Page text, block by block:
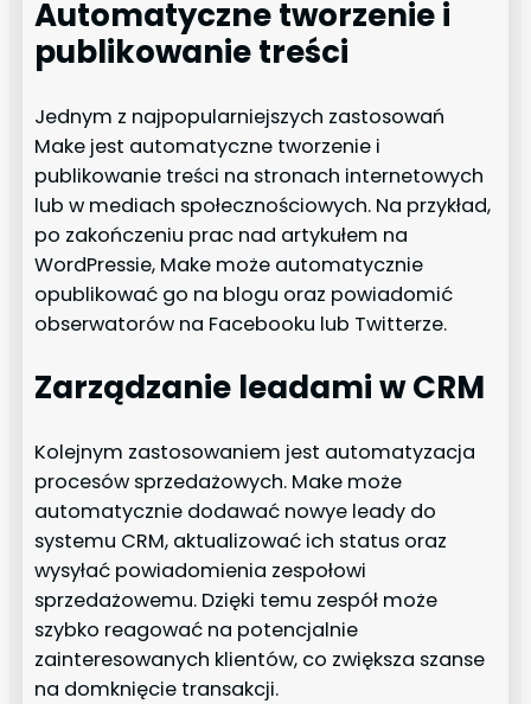
Automatyczne tworzenie i
publikowanie treści
Jednym z najpopularniejszych zastosowań
Make jest automatyczne tworzenie i
publikowanie treści na stronach internetowych
lub w mediach społecznościowych. Na przykład,
po zakończeniu prac nad artykułem na
WordPressie, Make może automatycznie
opublikować go na blogu oraz powiadomić
obserwatorów na Facebooku lub Twitterze.
Zarządzanie leadami w CRM
Kolejnym zastosowaniem jest automatyzacja
procesów sprzedażowych. Make może
automatycznie dodawać nowye leady do
systemu CRM, aktualizować ich status oraz
wysyłać powiadomienia zespołowi
sprzedażowemu. Dzięki temu zespół może
szybko reagować na potencjalnie
zainteresowanych klientów, co zwiększa szanse
na domknięcie transakcji.